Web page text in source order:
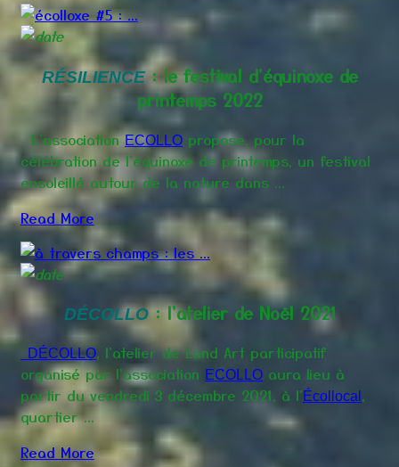
RÉSILIENCE: le festival d'équinoxe de
printemps 2022
L'associationECOLLO propose, pour la
célébration de l'équinoxe de printemps, un festival
ensoleillé autour de la nature dans ...
Read More
DÉCOLLO: l'atelier de Noël 2021
DÉCOLLO, l'atelier de Land Art participatif
organisé par l'association ECOLLO aura lieu à
partir du vendredi 3 décembre 2021, à l'Écollocal ,
quartier ...
Read More